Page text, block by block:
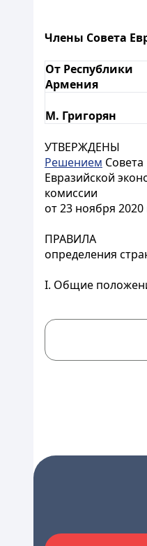
Члены Совета
От Республики
Армения
М. Григорян
УТВЕРЖДЕНЫ
Решением Совета
Евразийской
комиссии
от 23 ноября
ПРАВИЛА
определения
I. Общие